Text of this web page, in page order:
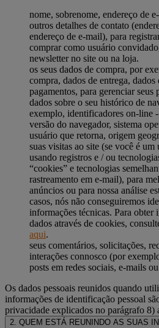
nome, sobrenome, endereço de
outros detalhes de contato
endereço de e-mail), para
comprar como usuário
newsletter no site ou na loja.
os seus dados de compra, por
compra, dados de entrega,
pagamentos, para gerenciar seus
dados sobre o seu histórico de
exemplo, identificadores on-line
versão do navegador, sistema
usuário que retorna, origem
suas visitas ao site (se você é
usando registros e / ou
“cookies” e tecnologias
rastreamento em e-mail), para
anúncios ou para nossa análise
casos, nós não conseguiremos
informações técnicas. Para obter
dados através de cookies,
aqui.
seus comentários, solicitações,
interações connosco (por
posts em redes sociais, e-mails
Os dados pessoais reunidos quando
informações de identificação pessoal
privacidade explicados no parágrafo 8)
2. QUEM ESTÁ REUNINDO AS SUAS